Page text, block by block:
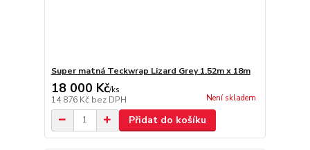
Super matná Teckwrap Lizard Grey 1.52m x 18m
18 000 Kč/ks
14 876 Kč bez DPH Není skladem
Přidat do košíku